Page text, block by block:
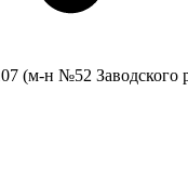
(м-н №52 Заводского